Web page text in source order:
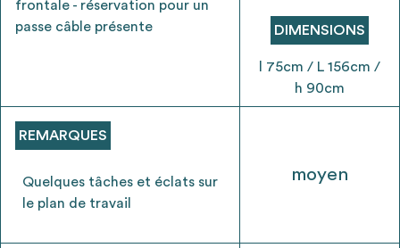
* Attention, l’ajout des matériaux à sa liste et son envoi ne
voirFAQ
frontale - réservation pour un
passe câble présente
REMARQUES
Quelques tâches et éclats sur
le plan de travail
DIMENSIONS
l 75cm / L 156cm /
h 90cm
moyen